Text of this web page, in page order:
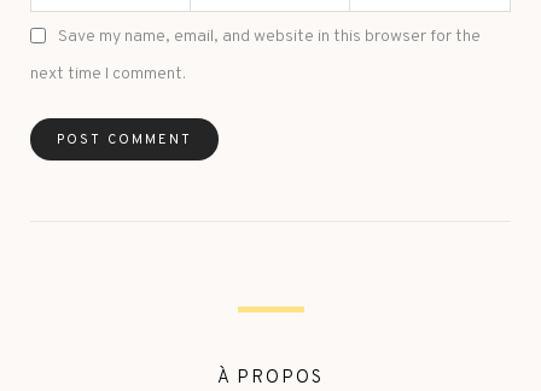
Save my name, email, and website in this browser for the
next time I comment.
À PROPOS